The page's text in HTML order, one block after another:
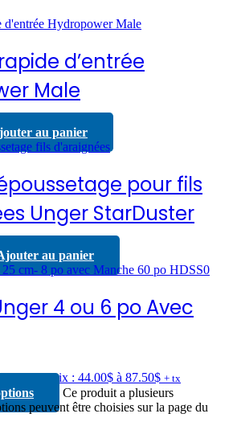
d’entrée
Male
au panier
pour fils
Unger StarDuster
au panier
4 ou 6 po Avec
Plage de prix : 44.00$ à 87.50$ + tx
Ce produit a plusieurs
peuvent être choisies sur la page du